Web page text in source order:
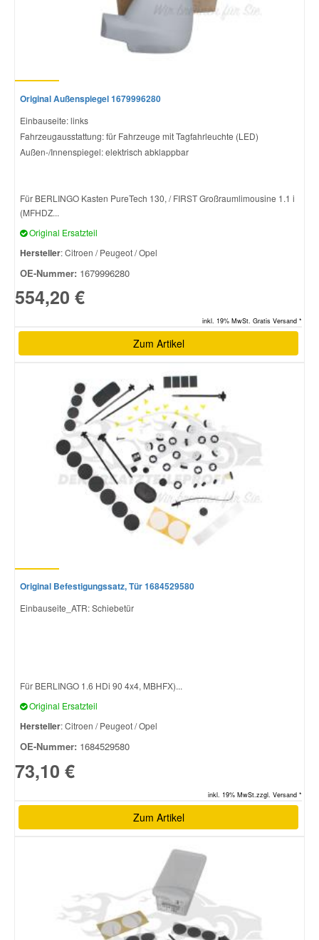
Original Außenspiegel 1679996280
Einbauseite: links
Fahrzeugausstattung: für Fahrzeuge mit Tagfahrleuchte (LED)
Außen-/Innenspiegel: elektrisch abklappbar
Für BERLINGO Kasten PureTech 130, / FIRST Großraumlimousine 1.1 i
(MFHDZ...
Original Ersatzteil
Hersteller: Citroen / Peugeot / Opel
OE-Nummer: 1679996280
554,20 €
inkl. 19% MwSt. Gratis Versand *
Zum Artikel
Original Befestigungssatz, Tür 1684529580
Einbauseite_ATR: Schiebetür
Für BERLINGO 1.6 HDi 90 4x4, MBHFX)...
Original Ersatzteil
Hersteller: Citroen / Peugeot / Opel
OE-Nummer: 1684529580
73,10 €
inkl. 19% MwSt.zzgl. Versand *
Zum Artikel